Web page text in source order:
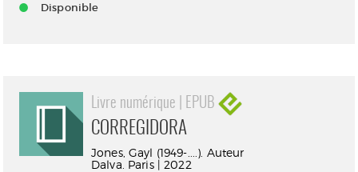
Disponible
Livre numérique | EPUB
CORREGIDORA
Jones, Gayl (1949-....). Auteur
Dalva. Paris | 2022